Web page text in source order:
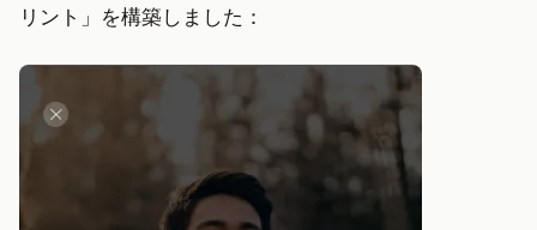
リント」を構築しました：